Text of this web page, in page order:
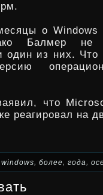
о
Балмер не
один из них.
что
реагировал на
windows, более, года,